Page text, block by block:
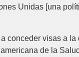
Unidas [una
conceder visas a
de la